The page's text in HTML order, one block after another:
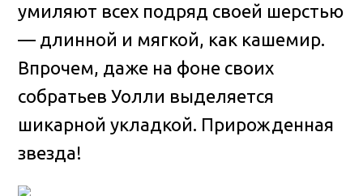
умиляют всех подряд своей шерстью
— длинной и мягкой, как кашемир.
Впрочем, даже на фоне своих
собратьев Уолли выделяется
шикарной укладкой. Прирожденная
звезда!